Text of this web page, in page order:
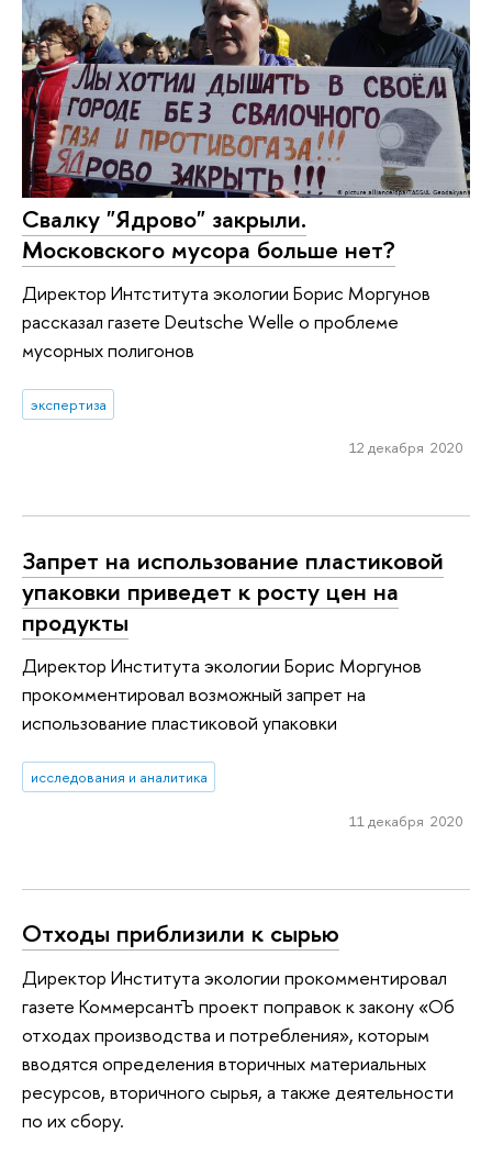
Свалку "Ядрово" закрыли.
Московского мусора больше нет?
Директор Интститута экологии Борис Моргунов
рассказал газете Deutsche Welle о проблеме
мусорных полигонов
экспертиза
12 декабря 2020
Запрет на использова­ние пластиковой
упаковки приведет к росту цен на
продукты
Директор Института экологии Борис Моргунов
прокомментировал возможный запрет на
использование пластиковой упаковки
исследования и аналитика
11 декабря 2020
Отходы приблизили к сырью
Директор Института экологии прокомментировал
газете КоммерсантЪ проект поправок к закону «Об
отходах производства и потребления», которым
вводятся определения вторичных материальных
ресурсов, вторичного сырья, а также деятельности
по их сбору.